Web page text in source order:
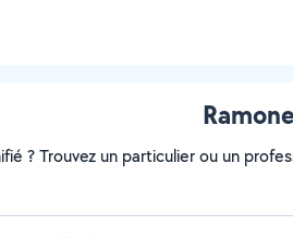
? Trouvez un particulier ou un